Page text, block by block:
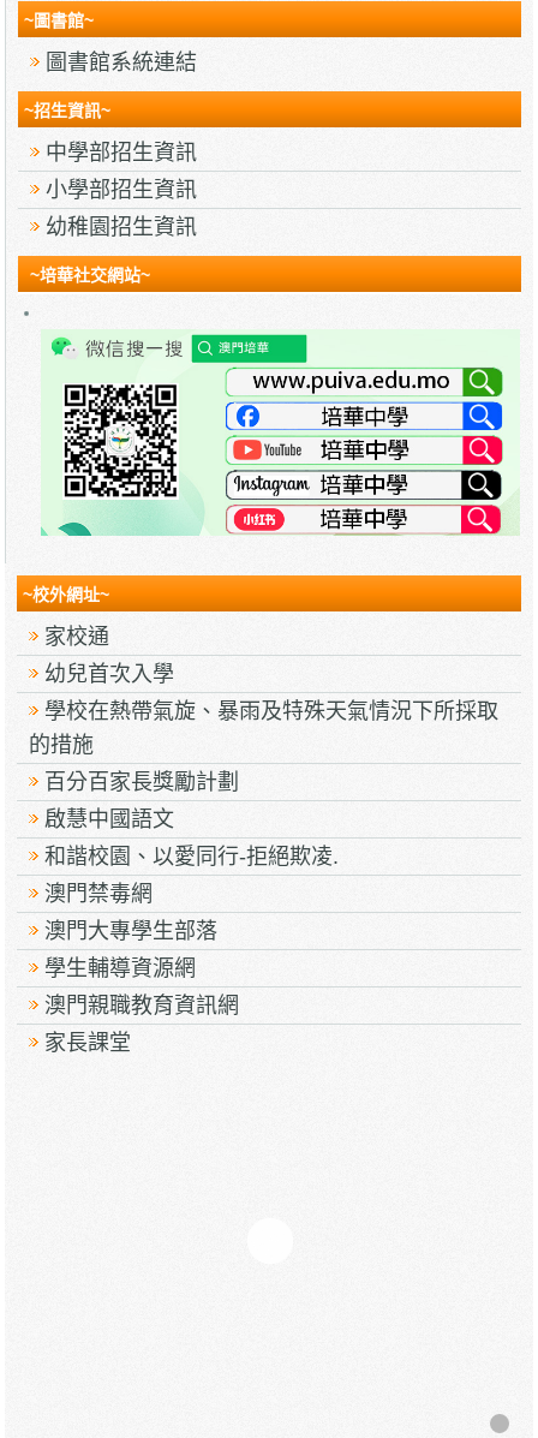
~圖書館~
圖書館系統連結
~招生資訊~
中學部招生資訊
小學部招生資訊
幼稚園招生資訊
~培華社交網站~
~校外網址~
家校通
幼兒首次入學
學校在熱帶氣旋、暴雨及特殊天氣情況下所採取
的措施
百分百家長獎勵計劃
啟慧中國語文
和諧校園、以愛同行-拒絕欺凌.
澳門禁毒網
澳門大專學生部落
學生輔導資源網
澳門親職教育資訊網
家長課堂